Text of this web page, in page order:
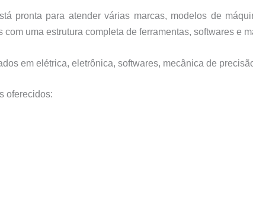
pronta para atender várias marcas, modelos de
uma estrutura completa de ferramentas, softwares e
em elétrica, eletrônica, softwares, mecânica de
oferecidos: